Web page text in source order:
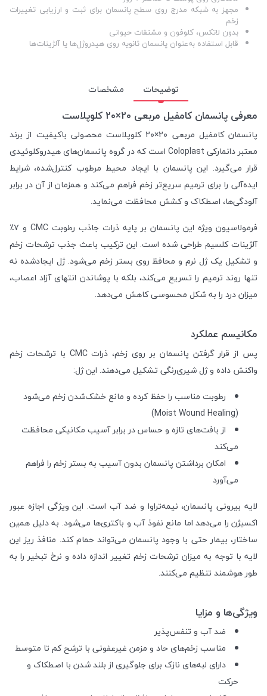
مجهز به شبکه مدرج روی سطح پانسمان برای ثبت و ارزیابی تغییرات
زخم
بدون لاتکس، کلوفون و مشتقات حیوانی
قابل استفاده به‌عنوان پانسمان ثانویه روی هیدروژل‌ها یا آلژینات‌ها
توضیحات مشخصات
معرفی پانسمان کامفیل مربعی 2۰×2۰ کلوپلاست
پانسمان کامفیل مربعی 2۰×2۰ کلوپلاست محصولی باکیفیت از برند
معتبر دانمارکی Coloplast است که در گروه پانسمان‌های هیدروکلوئیدی
قرار می‌گیرد. این پانسمان با ایجاد محیط مرطوب کنترل‌شده، شرایط
ایده‌آلی را برای ترمیم سریع‌تر زخم فراهم می‌کند و همزمان از آن در برابر
آلودگی‌ها، اصطکاک و کشش محافظت می‌نماید.
فرمولاسیون ویژه این پانسمان بر پایه ذرات جاذب رطوبت CMC و ۷٪
آلژینات کلسیم طراحی شده است. این ترکیب باعث جذب ترشحات زخم
و تشکیل یک ژل نرم و محافظ روی بستر زخم می‌شود. ژل ایجادشده نه
تنها روند ترمیم را تسریع می‌کند، بلکه با پوشاندن انتهای آزاد اعصاب،
میزان درد را به شکل محسوسی کاهش می‌دهد.
مکانیسم عملکرد
پس از قرار گرفتن پانسمان بر روی زخم، ذرات CMC با ترشحات زخم
واکنش داده و ژل شیری‌رنگی تشکیل می‌دهند. این ژل:
رطوبت مناسب را حفظ کرده و مانع خشک‌شدن زخم می‌شود
(Moist Wound Healing)
از بافت‌های تازه و حساس در برابر آسیب مکانیکی محافظت
می‌کند
امکان برداشتن پانسمان بدون آسیب به بستر زخم را فراهم
می‌آورد
لایه بیرونی پانسمان، نیمه‌تراوا و ضد آب است. این ویژگی اجازه عبور
اکسیژن را می‌دهد اما مانع نفوذ آب و باکتری‌ها می‌شود. به دلیل همین
ساختار، بیمار حتی با وجود پانسمان می‌تواند حمام کند. منافذ ریز این
لایه با توجه به میزان ترشحات زخم تغییر اندازه داده و نرخ تبخیر را به
طور هوشمند تنظیم می‌کنند.
ویژگی‌ها و مزایا
ضد آب و تنفس‌پذیر
مناسب زخم‌های حاد و مزمن غیرعفونی با ترشح کم تا متوسط
دارای لبه‌های نازک برای جلوگیری از بلند شدن با اصطکاک و
حرکت